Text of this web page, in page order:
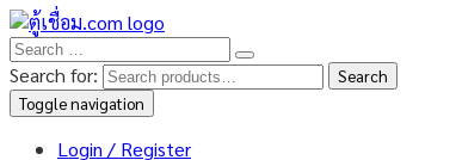
Search for:
Search
Toggle navigation
Login / Register